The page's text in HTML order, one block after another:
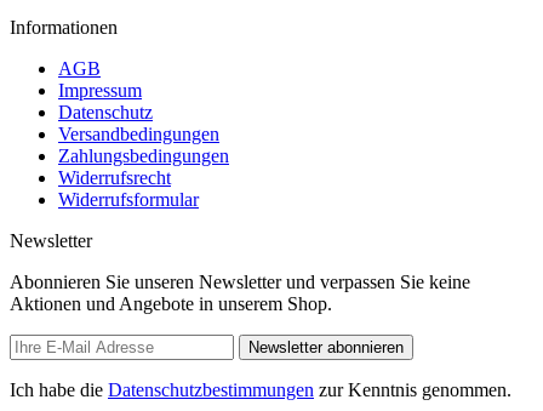
Informationen
AGB
Impressum
Datenschutz
Versandbedingungen
Zahlungsbedingungen
Widerrufsrecht
Widerrufsformular
Newsletter
Abonnieren Sie unseren Newsletter und verpassen Sie keine
Aktionen und Angebote in unserem Shop.
Newsletter abonnieren
Ich habe die Datenschutzbestimmungen zur Kenntnis genommen.